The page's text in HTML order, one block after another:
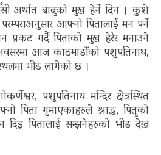
बाबुको मुख हेर्ने दिन । कुशे
आफ्नो पितालाई मन पर्ने
प्रकट गर्दै पिताको मुख हेरेर मनाउने
आज काठमाडौंको पशुपतिनाथ,
भीड लागेको छ ।
पशुपतिनाथ मन्दिर क्षेत्रस्थित
पिता गुमाएकाहरुले श्राद्ध, पितृको
दिइ पितालाई सम्झनेहरुको भीड देख्न